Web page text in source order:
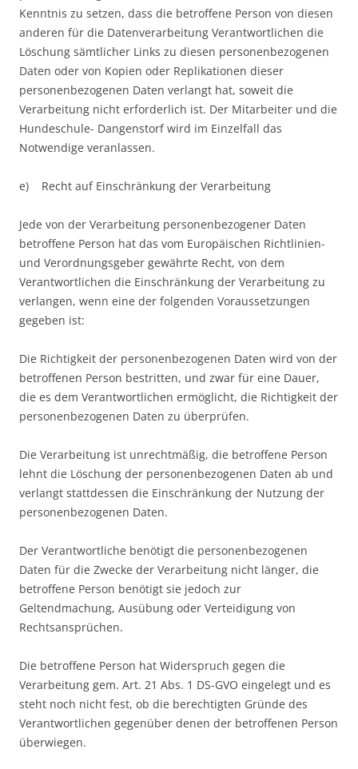
Kenntnis zu setzen, dass die betroffene Person von diesen
anderen für die Datenverarbeitung Verantwortlichen die
Löschung sämtlicher Links zu diesen personenbezogenen
Daten oder von Kopien oder Replikationen dieser
personenbezogenen Daten verlangt hat, soweit die
Verarbeitung nicht erforderlich ist. Der Mitarbeiter und die
Hundeschule- Dangenstorf wird im Einzelfall das
Notwendige veranlassen.
e) Recht auf Einschränkung der Verarbeitung
Jede von der Verarbeitung personenbezogener Daten
betroffene Person hat das vom Europäischen Richtlinien-
und Verordnungsgeber gewährte Recht, von dem
Verantwortlichen die Einschränkung der Verarbeitung zu
verlangen, wenn eine der folgenden Voraussetzungen
gegeben ist:
Die Richtigkeit der personenbezogenen Daten wird von der
betroffenen Person bestritten, und zwar für eine Dauer,
die es dem Verantwortlichen ermöglicht, die Richtigkeit der
personenbezogenen Daten zu überprüfen.
Die Verarbeitung ist unrechtmäßig, die betroffene Person
lehnt die Löschung der personenbezogenen Daten ab und
verlangt stattdessen die Einschränkung der Nutzung der
personenbezogenen Daten.
Der Verantwortliche benötigt die personenbezogenen
Daten für die Zwecke der Verarbeitung nicht länger, die
betroffene Person benötigt sie jedoch zur
Geltendmachung, Ausübung oder Verteidigung von
Rechtsansprüchen.
Die betroffene Person hat Widerspruch gegen die
Verarbeitung gem. Art. 21 Abs. 1 DS-GVO eingelegt und es
steht noch nicht fest, ob die berechtigten Gründe des
Verantwortlichen gegenüber denen der betroffenen Person
überwiegen.